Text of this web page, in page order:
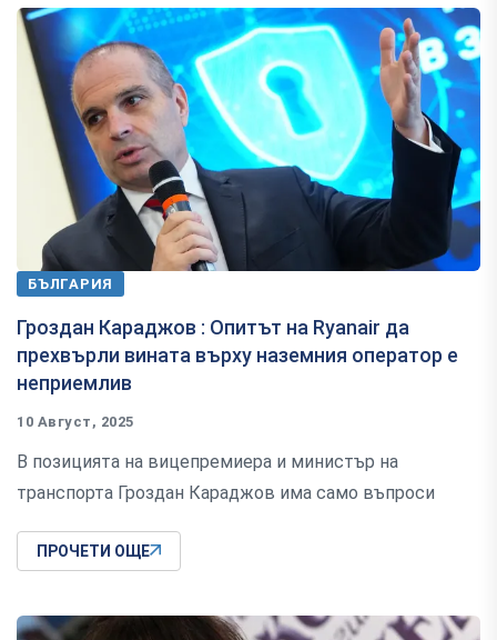
БЪЛГАРИЯ
Гроздан Караджов : Опитът на Ryanair да
прехвърли вината върху наземния оператор е
неприемлив
10 Август, 2025
В позицията на вицепремиера и министър на
транспорта Гроздан Караджов има само въпроси
ПРОЧЕТИ ОЩЕ